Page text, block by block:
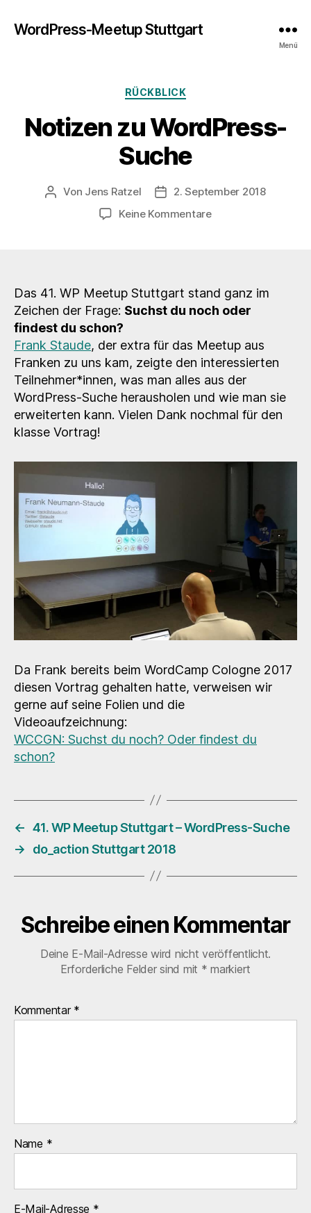
WordPress-Meetup Stuttgart
Menü
Kategorien
RÜCKBLICK
Notizen zu WordPress-
Suche
Beitragsautor
Von Jens Ratzel Veröffentlichungsdatum
2. September 2018
Keine Kommentarezu
Das 41. WP Meetup Stuttgart stand ganz im
Zeichen der Frage: Suchst du noch oder
findest du schon?
Frank Staude, der extra für das Meetup aus
Franken zu uns kam, zeigte den interessierten
Teilnehmer*innen, was man alles aus der
WordPress-Suche herausholen und wie man sie
erweiterten kann. Vielen Dank nochmal für den
klasse Vortrag!
Da Frank bereits beim WordCamp Cologne 2017
diesen Vortrag gehalten hatte, verweisen wir
gerne auf seine Folien und die
Videoaufzeichnung:
WCCGN: Suchst du noch? Oder findest du
schon?
← 41. WP Meetup Stuttgart – WordPress-Suche
→
do_action Stuttgart 2018
Schreibe einen Kommentar
Deine E-Mail-Adresse wird nicht veröffentlicht.
Erforderliche Felder sind mit * markiert
Kommentar *
Name *
E-Mail-Adresse *